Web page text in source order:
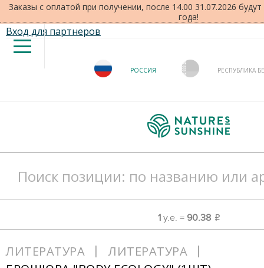
Заказы с оплатой при получении, после 14.00 31.07.2026
года!
Вход для партнеров
РОССИЯ РЕСПУБЛИКА
1у.е. = 90.38 o
ЛИТЕРАТУРА
ЛИТЕРАТУРА